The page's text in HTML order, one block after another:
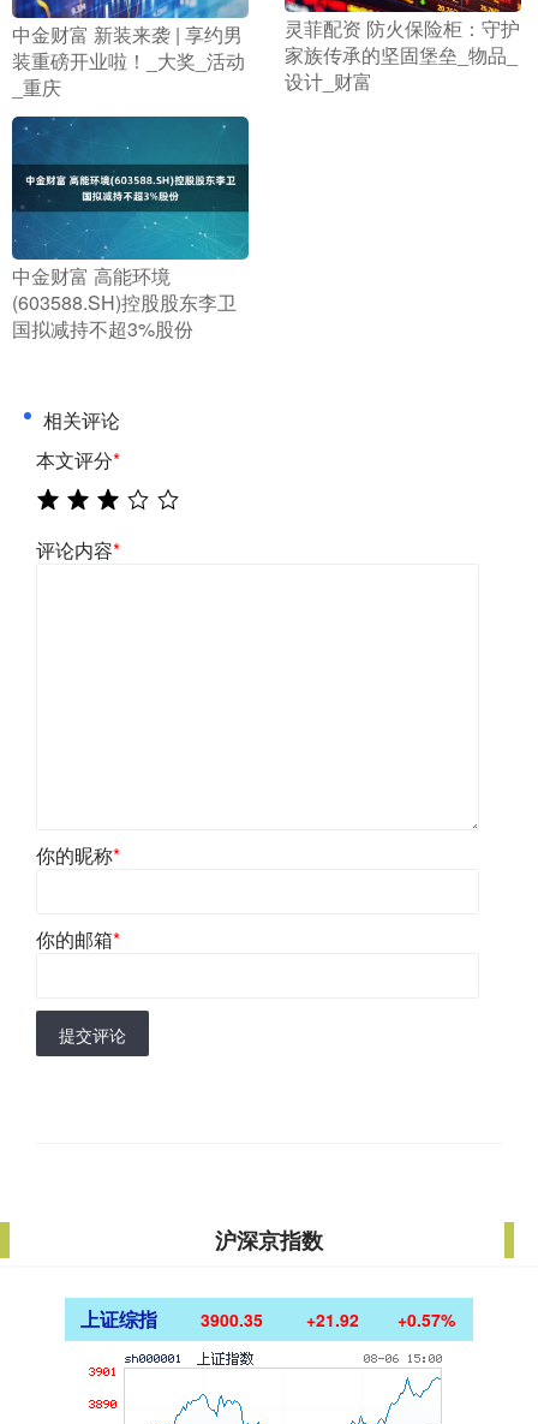
​中金财富 新装来袭 | 享约男
装重磅开业啦！_大奖_活动
_重庆
​灵菲配资 防火保险柜：守护
家族传承的坚固堡垒​_物品_
设计_财富
​中金财富 高能环境
(603588.SH)控股股东李卫
国拟减持不超3%股份
相关评论
本文评分*
评论内容*
你的昵称*
你的邮箱*
提交评论
沪深京指数
上证综指 3900.35 +21.92 +0.57%